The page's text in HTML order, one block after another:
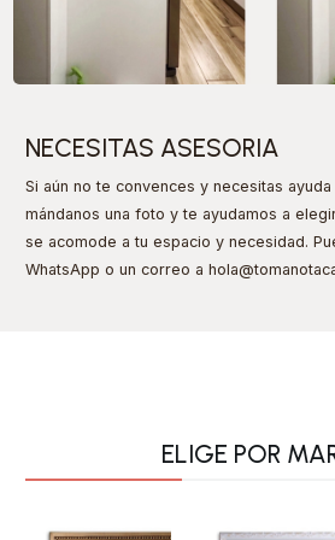
NECESITAS ASESORIA
Si aún no te convences y necesitas
mándanos una foto y te ayudamos a
se acomode a tu espacio y necesidad.
WhatsApp o un correo a
ELIGE POR